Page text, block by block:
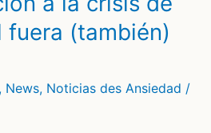
fuera (también)
, News, Noticias des Ansiedad /